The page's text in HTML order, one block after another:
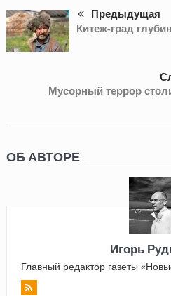
Предыдущая
Китеж-град
Мусорный террор
ОБ АВТОРЕ
Игорь
Главный редактор газеты